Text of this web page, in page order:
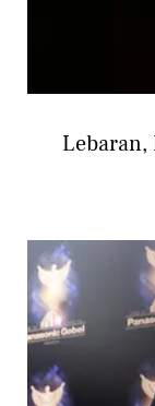
Lebaran,